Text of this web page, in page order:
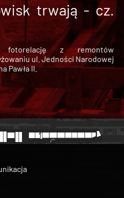
trwają - cz.
fotorelację z remontów
ul. Jedności Narodowej
Pawła II.